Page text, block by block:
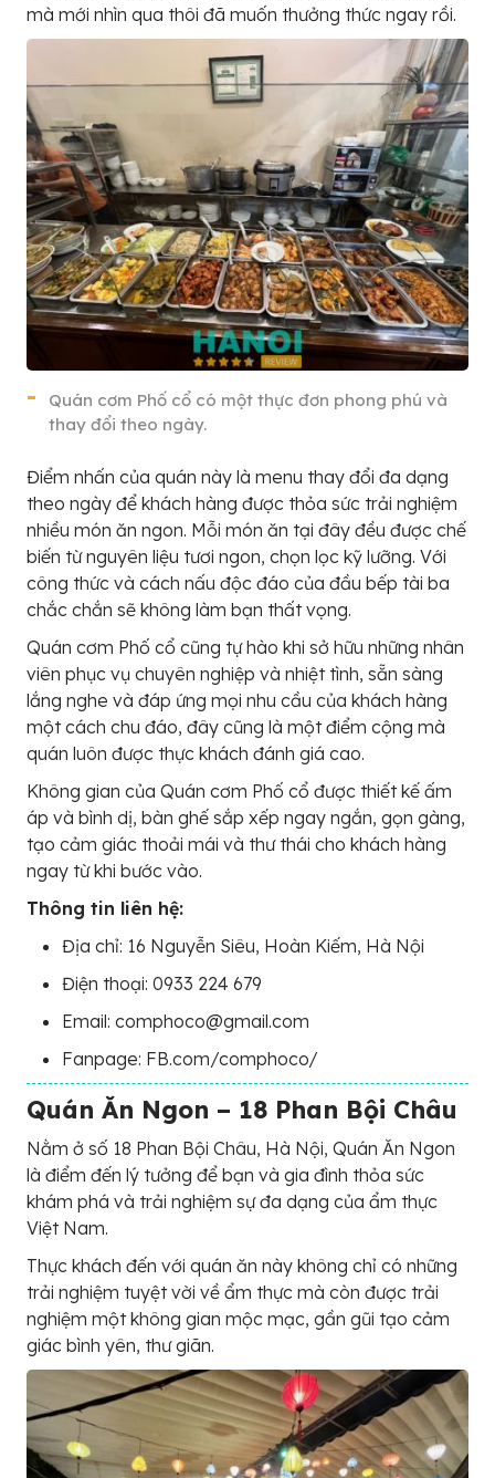
mà mới nhìn qua thôi đã muốn thưởng thức ngay rồi.
Quán cơm Phố cổ có một thực đơn phong phú và
thay đổi theo ngày.
Điểm nhấn của quán này là menu thay đổi đa dạng
theo ngày để khách hàng được thỏa sức trải nghiệm
nhiều món ăn ngon. Mỗi món ăn tại đây đều được chế
biến từ nguyên liệu tươi ngon, chọn lọc kỹ lưỡng. Với
công thức và cách nấu độc đáo của đầu bếp tài ba
chắc chắn sẽ không làm bạn thất vọng.
Quán cơm Phố cổ cũng tự hào khi sở hữu những nhân
viên phục vụ chuyên nghiệp và nhiệt tình, sẵn sàng
lắng nghe và đáp ứng mọi nhu cầu của khách hàng
một cách chu đáo, đây cũng là một điểm cộng mà
quán luôn được thực khách đánh giá cao.
Không gian của Quán cơm Phố cổ được thiết kế ấm
áp và bình dị, bàn ghế sắp xếp ngay ngắn, gọn gàng,
tạo cảm giác thoải mái và thư thái cho khách hàng
ngay từ khi bước vào.
Thông tin liên hệ:
Địa chỉ: 16 Nguyễn Siêu, Hoàn Kiếm, Hà Nội
Điện thoại: 0933 224 679
Email: comphoco@gmail.com
Fanpage: FB.com/comphoco/
Quán Ăn Ngon – 18 Phan Bội Châu
Nằm ở số 18 Phan Bội Châu, Hà Nội, Quán Ăn Ngon
là điểm đến lý tưởng để bạn và gia đình thỏa sức
khám phá và trải nghiệm sự đa dạng của ẩm thực
Việt Nam.
Thực khách đến với quán ăn này không chỉ có những
trải nghiệm tuyệt vời về ẩm thực mà còn được trải
nghiệm một không gian mộc mạc, gần gũi tạo cảm
giác bình yên, thư giãn.